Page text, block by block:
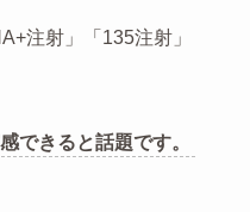
注射」「135注射」
できると話題です。